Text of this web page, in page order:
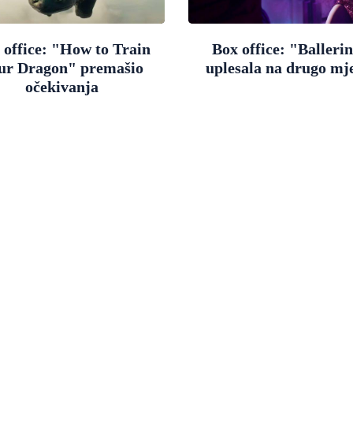
office: "How to Train
Dragon" premašio
očekivanja
Box office:
uplesala na drugo